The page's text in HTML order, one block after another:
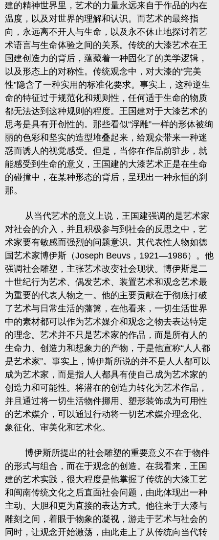
建的精神世界里，艺术的力量永远来自于作品的内在
温度，以及对世界的理解和认识。而艺术的最终指
向，永远离不开人与生命，以及永不休止地探讨着艺
术语言与生命体验之间的关系。传统的大漆艺术在王
国建创造力的背后，蕴藏着一种固化了的美学逻辑，
以及形态上的对称性。传统观念中，对大漆的“完美
性”隐含了一种实用的标准化要求。事实上，这种逆生
命的特征过于规范化和规则性，任何适于生命的物质
都无法达到这种规则的程度。王国建对于大漆艺术的
思考是具有开创性的。那些看似“浮雕”一样的形体被绚
丽的色彩和坚实的造型堆叠起来，给观众带来一种迷
惑而诱人的视觉感受。但是，当你在作品前驻步，就
能感受到生命的意义，王国建的大漆艺术正是在生命
的碰撞中，在某种形态的背后，呈现出一种永恒的刹
那。
从当代艺术的意义上说，王国建强调的是艺术家
对社会的介入，并且积极参与到社会的反思之中，艺
术家要有敏感而强烈的问题意识。其代表性人物如德
国艺术家博伊斯（Joseph Beuvs ， 1921—1986）。他
强调社会雕塑，主张艺术改变社会现状。博伊斯是二
十世纪行为艺术、偶发艺术、装置艺术和观念艺术最
为重要的代表人物之一。他的主要贡献在于彻底打破
了艺术与日常生活的藩篱，在他看来，一切生活世界
中的素材都可以作为艺术媒介和观念之物去表达特定
的理念。艺术并不只是艺术家的作品，而是所有人的
生命力、创造力和想象力的产物，于是他宣称“人人都
是艺术家”。事实上，博伊斯所说的并不是人人都可以
成为艺术家，而是指人人都具有使自己成为艺术家的
创造力和可能性。将潜在的创造力转化为艺术作品，
并且通过将一切生活物件挪用、塑形装饰成为可用性
的艺术媒介，可以通过行动将一切艺术媒介理念化、
象征化、审美化和艺术化。
博伊斯所提出的社会雕塑的重要意义不在于物件
的形式与组合，而在于观念的创造。在我看来，王国
建的艺术实践，很大程度是他掌握了传统的大漆工艺
和闽南传统文化之后直面社会问题，由此体现出一种
主动、大胆和更为直接的表达方式。他往来于大漆与
雕刻之间，着眼于物象的凝视，游走于艺术与社会的
同时，让观念开始激荡，由此走上了从传统向当代转